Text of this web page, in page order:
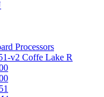
Processors
v2 Coffe Lake R